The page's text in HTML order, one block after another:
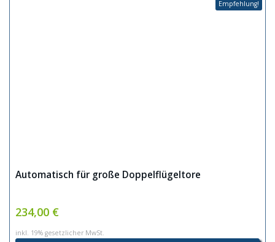
Empfehlung!
Automatisch für große Doppelflügeltore
234,00 €
inkl. 19% gesetzlicher MwSt.